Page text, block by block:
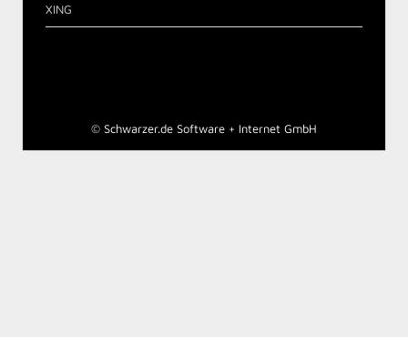
XING
© Schwarzer.de Software + Internet GmbH